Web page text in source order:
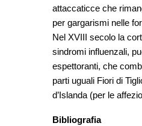
attaccaticce che
per gargarismi nelle
Nel XVIII secolo la
sindromi influenzali,
espettoranti, che
parti uguali Fiori di
d’Islanda (per le
Bibliografia